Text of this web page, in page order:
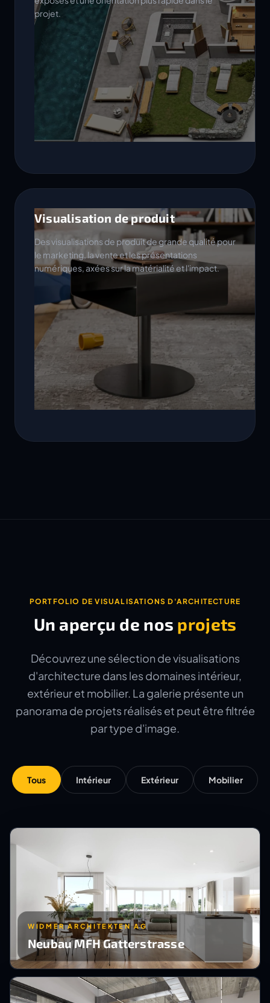
projet.
Visualisation de produit
Des visualisations de produit de grande qualité pour
le marketing, la vente et les présentations
numériques, axées sur la matérialité et l'impact.
PORTFOLIO DE VISUALISATIONS D'ARCHITECTURE
Un aperçu de nos projets
Découvrez une sélection de visualisations
d'architecture dans les domaines intérieur,
extérieur et mobilier. La galerie présente un
panorama de projets réalisés et peut être filtrée
par type d'image.
Tous Intérieur Extérieur Mobilier
WIDMER ARCHITEKTEN AG
Neubau MFH Gatterstrasse